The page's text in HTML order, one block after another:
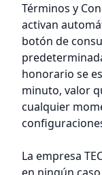
Términos y
activan
botón de
honorario se
minuto, valor
cualquier
La empresa